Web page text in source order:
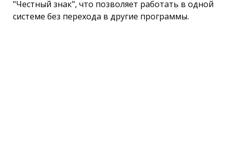
"Честный знак", что позволяет работать в одной
системе без перехода в другие программы.